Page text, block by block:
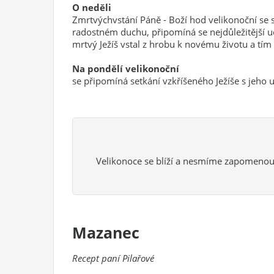
O neděli
Zmrtvýchvstání Páně - Boží hod velikonoční se
radostném duchu, připomíná se nejdůležitější
mrtvý Ježíš vstal z hrobu k novému životu a
Na pondělí velikonoční
se připomíná setkání vzkříšeného Ježíše s jeho
Velikonoce se blíží a nesmíme
Mazanec
Recept paní Pilařové